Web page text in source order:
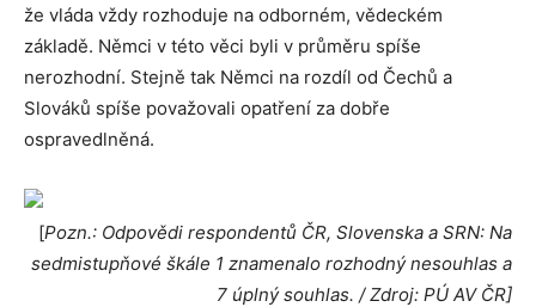
že vláda vždy rozhoduje na odborném, vědeckém
základě. Němci v této věci byli v průměru spíše
nerozhodní. Stejně tak Němci na rozdíl od Čechů a
Slováků spíše považovali opatření za dobře
ospravedlněná.
[Pozn.: Odpovědi respondentů ČR, Slovenska a SRN: Na
sedmistupňové škále 1 znamenalo rozhodný nesouhlas a
7 úplný souhlas. / Zdroj: PÚ AV ČR]